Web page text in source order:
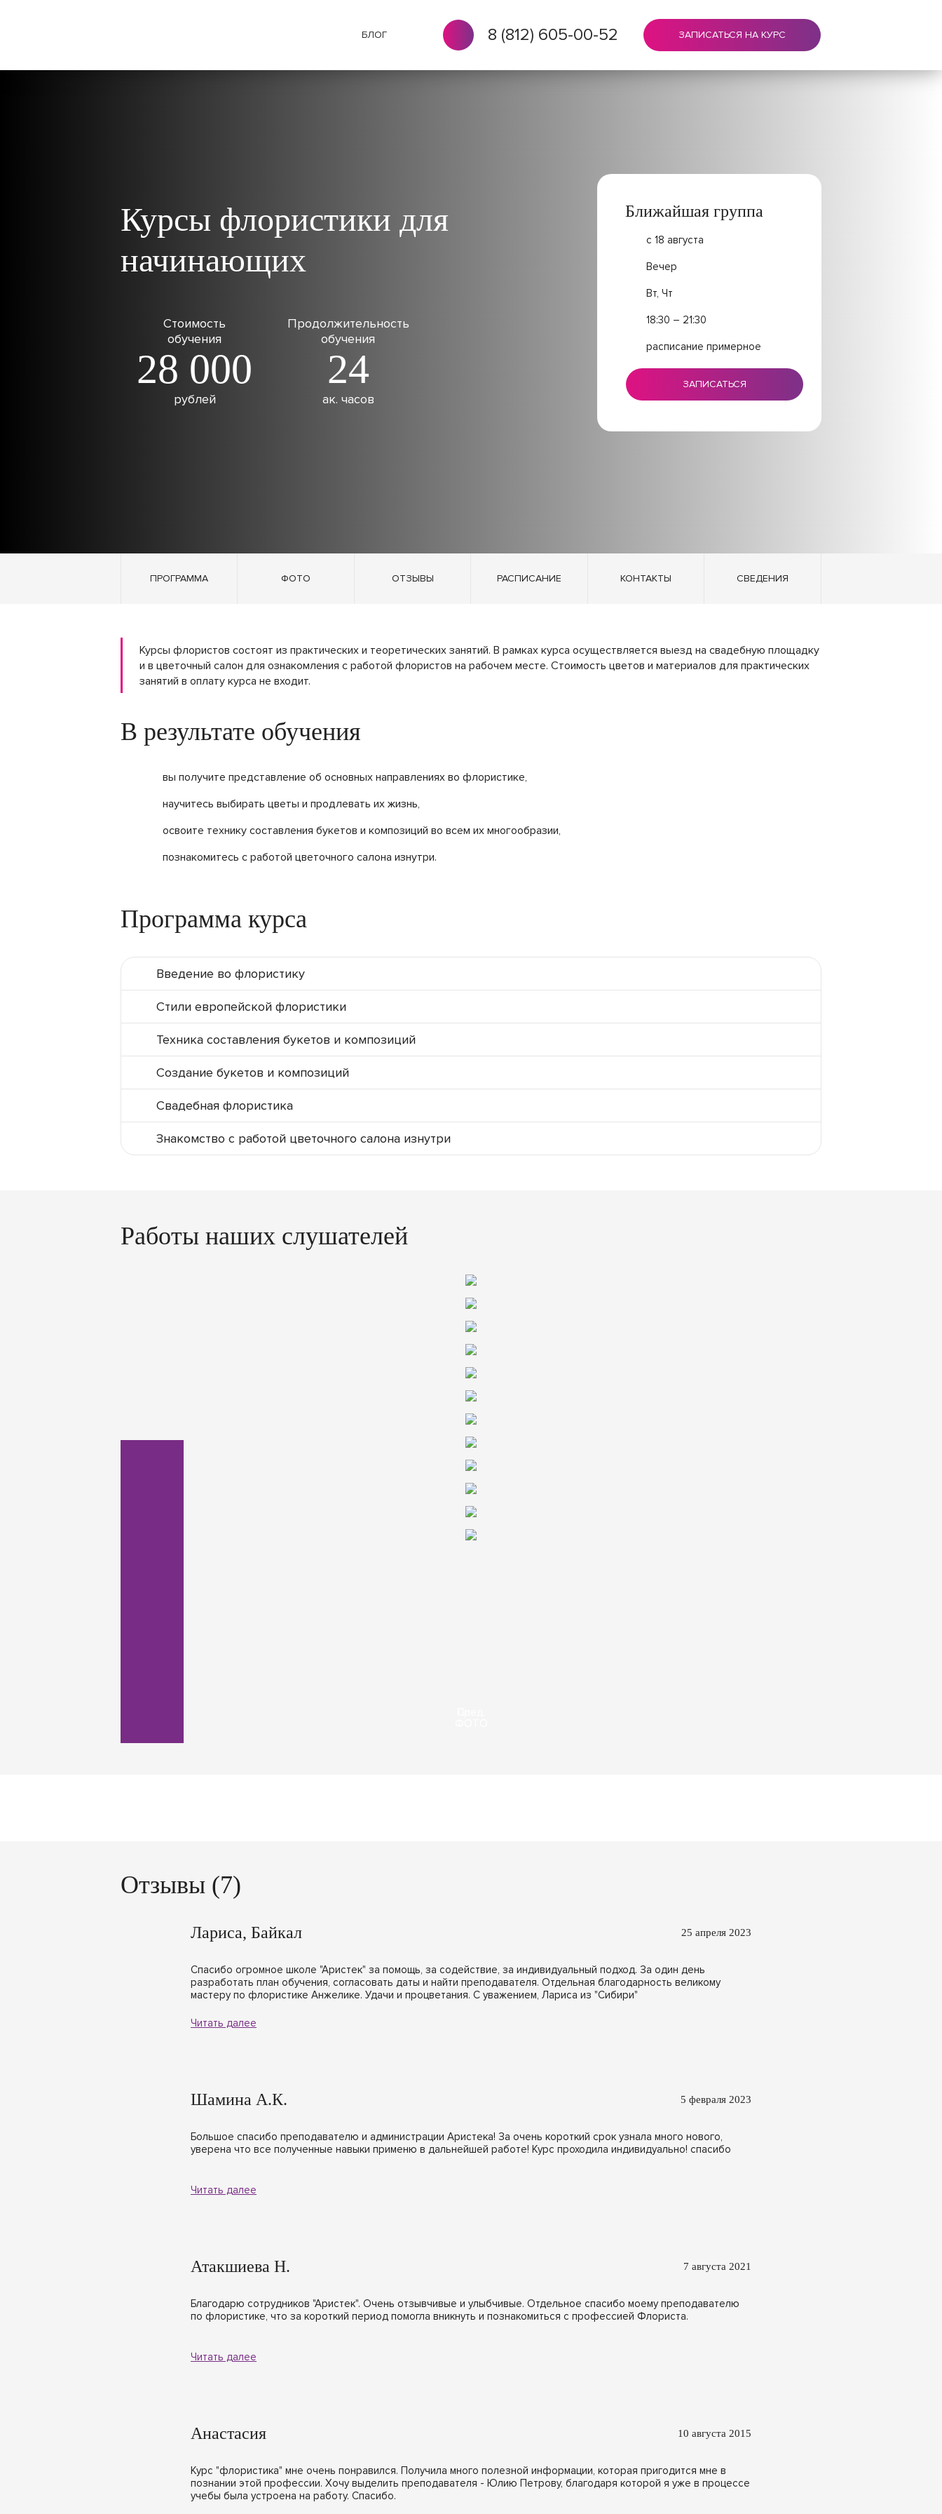
БЛОГ 8 (812) 605-00-52 ЗАПИСАТЬСЯ НА КУРС
Курсы флористики для
начинающих
Стоимость
обучения
28 000
рублей
Продолжительность
обучения
24
ак. часов
Ближайшая группа
с 18 августа
Вечер
Вт, Чт
18:30 – 21:30
расписание примерное
ЗАПИСАТЬСЯ
ПРОГРАММА ФОТО ОТЗЫВЫ РАСПИСАНИЕ КОНТАКТЫ СВЕДЕНИЯ
Курсы флористов состоят из практических и теоретических занятий. В рамках курса осуществляется выезд на свадебную площадку
и в цветочный салон для ознакомления с работой флористов на рабочем месте. Стоимость цветов и материалов для практических
занятий в оплату курса не входит.
В результате обучения
вы получите представление об основных направлениях во флористике,
научитесь выбирать цветы и продлевать их жизнь,
освоите технику составления букетов и композиций во всем их многообразии,
познакомитесь с работой цветочного салона изнутри.
Программа курса
Введение во флористику
Стили европейской флористики
Техника составления букетов и композиций
Создание букетов и композиций
Свадебная флористика
Знакомство с работой цветочного салона изнутри
Работы наших слушателей
Отзывы (7)
Лариса, Байкал 25 апреля 2023
Спасибо огромное школе "Аристек" за помощь, за содействие, за индивидуальный подход. За один день
разработать план обучения, согласовать даты и найти преподавателя. Отдельная благодарность великому
мастеру по флористике Анжелике. Удачи и процветания. С уважением, Лариса из "Сибири"
Читать далее
Шамина А.К. 5 февраля 2023
Большое спасибо преподавателю и администрации Аристека! За очень короткий срок узнала много нового,
уверена что все полученные навыки применю в дальнейшей работе! Курс проходила индивидуально! спасибо
Читать далее
Атакшиева Н. 7 августа 2021
Благодарю сотрудников "Аристек". Очень отзывчивые и улыбчивые. Отдельное спасибо моему преподавателю
по флористике, что за короткий период помогла вникнуть и познакомиться с профессией Флориста.
Читать далее
Анастасия 10 августа 2015
Курс "флористика" мне очень понравился. Получила много полезной информации, которая пригодится мне в
познании этой профессии. Хочу выделить преподавателя - Юлию Петрову, благодаря которой я уже в процессе
учебы была устроена на работу. Спасибо.